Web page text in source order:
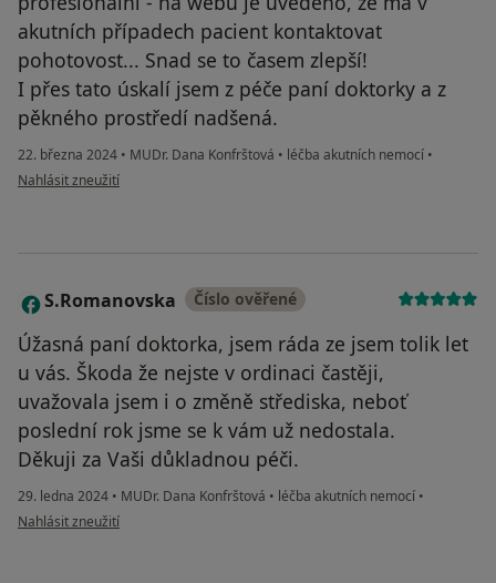
akutních případech pacient kontaktovat
pohotovost... Snad se to časem zlepší!
I přes tato úskalí jsem z péče paní doktorky a z
pěkného prostředí nadšená.
22. března 2024 • MUDr. Dana Konfrštová • léčba akutních nemocí •
podle názoru uživatele Helena Neckářová
Nahlásit zneužití
S S.Romanovska Číslo ověřené
Úžasná paní doktorka, jsem ráda ze jsem tolik let
u vás. Škoda že nejste v ordinaci častěji,
uvažovala jsem i o změně střediska, neboť
poslední rok jsme se k vám už nedostala.
Děkuji za Vaši důkladnou péči.
29. ledna 2024 • MUDr. Dana Konfrštová • léčba akutních nemocí •
podle názoru uživatele S.Romanovska
Nahlásit zneužití